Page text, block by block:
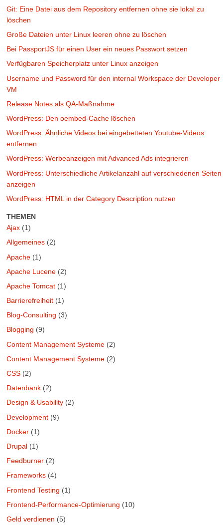
Git: Eine Datei aus dem Repository entfernen ohne sie lokal zu
löschen
Große Dateien unter Linux leeren ohne zu löschen
Bei PassportJS für einen User ein neues Passwort setzen
Verfügbaren Speicherplatz unter Linux anzeigen
Username und Password für den internal Workspace der Developer
VM
Release Notes als QA-Maßnahme
WordPress: Den oembed-Cache löschen
WordPress: Ähnliche Videos bei eingebetteten Youtube-Videos
entfernen
WordPress: Werbeanzeigen mit Advanced Ads integrieren
WordPress: Unterschiedliche Artikelanzahl auf verschiedenen Seiten
anzeigen
WordPress: HTML in der Category Description nutzen
THEMEN
Ajax (1)
Allgemeines (2)
Apache (1)
Apache Lucene (2)
Apache Tomcat (1)
Barrierefreiheit (1)
Blog-Consulting (3)
Blogging (9)
Content Management Systeme (2)
Content Management Systeme (2)
CSS (2)
Datenbank (2)
Design & Usability (2)
Development (9)
Docker (1)
Drupal (1)
Feedburner (2)
Frameworks (4)
Frontend Testing (1)
Frontend-Performance-Optimierung (10)
Geld verdienen (5)